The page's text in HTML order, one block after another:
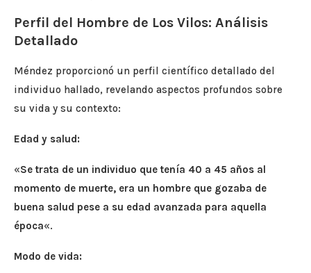
Perfil del Hombre de Los Vilos: Análisis
Detallado
Méndez proporcionó un perfil científico detallado del
individuo hallado, revelando aspectos profundos sobre
su vida y su contexto:
Edad y salud:
«Se trata de un individuo que tenía 40 a 45 años al
momento de muerte, era un hombre que gozaba de
buena salud pese a su edad avanzada para aquella
época«.
Modo de vida: